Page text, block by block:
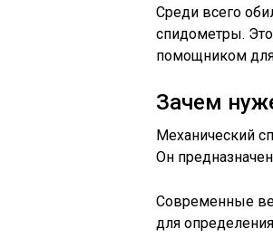
Среди всего
спидометры.
помощником
Зачем
Механический
Он
Современные
для